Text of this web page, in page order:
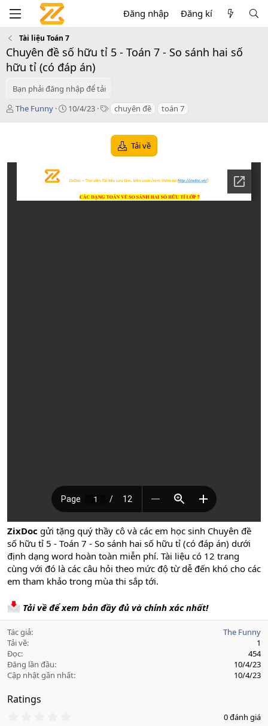
Đăng nhập Đăng kí
Tài liệu Toán 7
Chuyên đề số hữu tỉ 5 - Toán 7 - So sánh hai số
hữu tỉ (có đáp án)
Bạn phải đăng nhập để tải
T
ả
The Funny
C
n
10/4/23
T
s
chuyên đề toán 7
Tải về
ZixDoc gửi tặng quý thầy cô và các em học sinh Chuyên đề
số hữu tỉ 5 - Toán 7 - So sánh hai số hữu tỉ (có đáp án) dưới
định dạng word hoàn toàn miễn phí. Tài liệu có 12 trang
cùng với đó là các câu hỏi theo mức độ từ dễ đến khó cho các
em tham khảo trong mùa thi sắp tới.
Tải về để xem bản đầy đủ và chính xác nhất!
Tác giả
The Funny
Tải về
1
Đọc
454
Đăng lần đầu
10/4/23
Cập nhật gần nhất
10/4/23
Ratings
0 đánh giá